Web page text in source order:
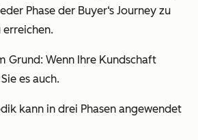
Phase der Buyer‘s Journey zu
erreichen.
Grund: Wenn Ihre Kundschaft
es auch.
kann in drei Phasen angewendet